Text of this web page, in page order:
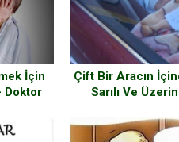
İçin
Doktor
Çift Bir Aracın
Sarılı Ve
Çok